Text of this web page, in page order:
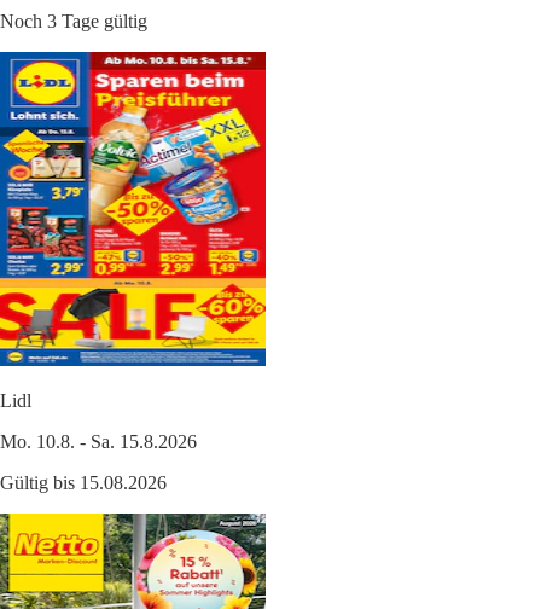
Noch 3 Tage gültig
Lidl
Mo. 10.8. - Sa. 15.8.2026
Gültig bis 15.08.2026